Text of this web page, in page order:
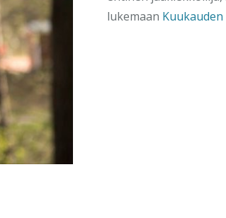
lukemaan